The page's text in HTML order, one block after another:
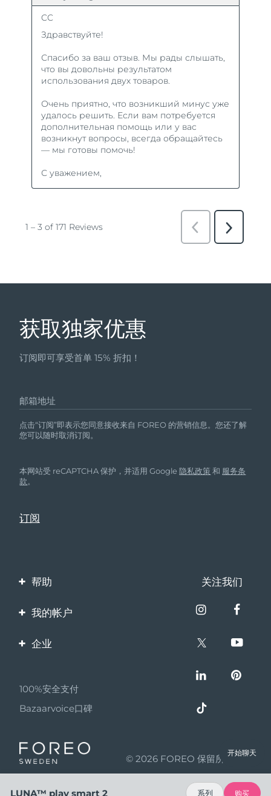
获取独家优惠
订阅即可享受首单 15% 折扣！
邮箱地址
点击“订阅”即表示您同意接收来自 FOREO 的营销信息。您还了解
您可以随时取消订阅。
本网站受 reCAPTCHA 保护，并适用 Google隐私政策 和 服务条
款。
帮助
联系我们
保修与退换货
关注我们
我的帐户
产品注册
企业
伙伴计划
联盟新闻
成为合作伙伴
100%安全支付
Bazaarvoice口碑
© 2026 FOREO 保留所有权利
开始聊天
LUNA™ play smart 2 系列 购买